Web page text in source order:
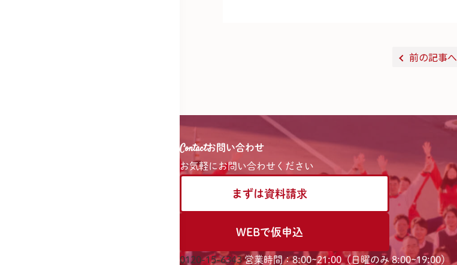
前の記事へ
Contactお問い合わせ
お気軽に お問い合わせください
まずは資料請求
WEBで仮申込
0120-15-6343 営業時間：8:00~21:00（日曜のみ 8:00~19:00）